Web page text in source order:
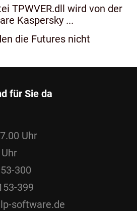
TPWVER.dll wird von der
Kaspersky ...
die Futures nicht
für Sie da
Uhr
300
399
software.de